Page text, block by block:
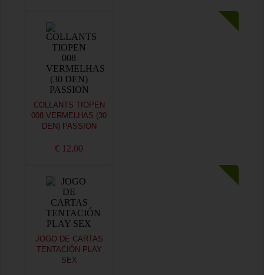
COLLANTS TIOPEN
008 VERMELHAS (30
DEN) PASSION
€ 12,00
JOGO DE CARTAS
TENTACIÓN PLAY
SEX